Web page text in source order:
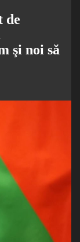
de
şi noi să